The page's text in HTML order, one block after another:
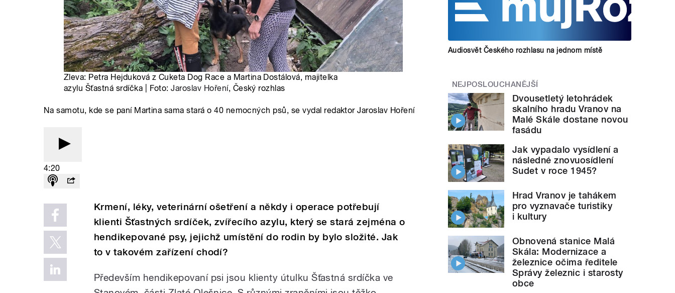
Zleva: Petra Hejduková z Cuketa Dog Race a Martina Dostálová, majitelka
azylu Šťastná srdíčka | Foto:Jaroslav Hoření, Český rozhlas
Na samotu, kde se paní Martina sama stará o 40 nemocných psů, se vydal redaktor Jaroslav Hoření
4:20
Krmení, léky, veterinární ošetření a někdy i operace potřebují
klienti Šťastných srdíček, zvířecího azylu, který se stará zejména o
hendikepované psy, jejichž umístění do rodin by bylo složité. Jak
to v takovém zařízení chodí?
Především hendikepovaní psi jsou klienty útulku Šťastná srdíčka ve
Audiosvět Českého rozhlasu na jednom místě
NEJPOSLOUCHANĚJŠÍ
Dvousetletý letohrádek
skalního hradu Vranov na
Malé Skále dostane novou
fasádu
Jak vypadalo vysídlení a
následné znovuosídlení
Sudet v roce 1945?
Hrad Vranov je tahákem
pro vyznavače turistiky
i kultury
Obnovená stanice Malá
Skála: Modernizace a
železnice očima ředitele
Správy železnic i starosty
obce